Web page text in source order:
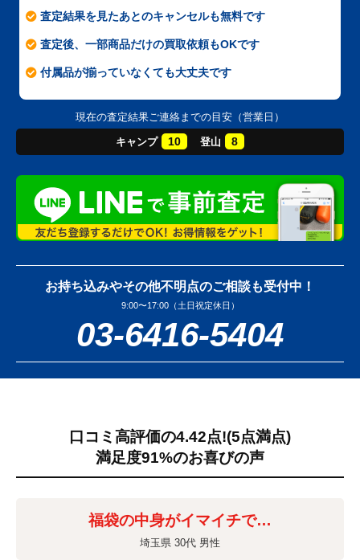
査定結果を見たあとのキャンセルも無料です
査定後、一部商品だけの買取依頼もOKです
付属品が揃っていなくても大丈夫です
現在の査定結果ご連絡までの目安（営業日）
キャンプ 10 登山 8
お持ち込みやその他不明点のご相談も受付中！
9:00〜17:00（土日祝定休日）
03-6416-5404
口コミ高評価の4.42点!(5点満点)
満足度91%のお喜びの声
福袋の中身がイマイチで…
埼玉県 30代 男性